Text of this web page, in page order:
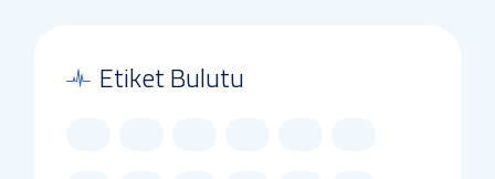
Etiket Bulutu